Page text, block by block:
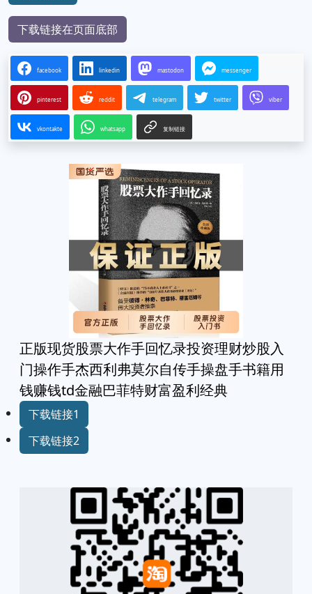
下载链接在页面底部
facebook linkedin mastodon messenger
pinterest reddit telegram twitter viber
vkontakte whatsapp 复制链接
正版现货股票大作手回忆录投资理财炒股入
门操作手杰西利弗莫尔自传手操盘手书籍用
钱赚钱td金融巴菲特财富盈利经典
下载链接1
下载链接2